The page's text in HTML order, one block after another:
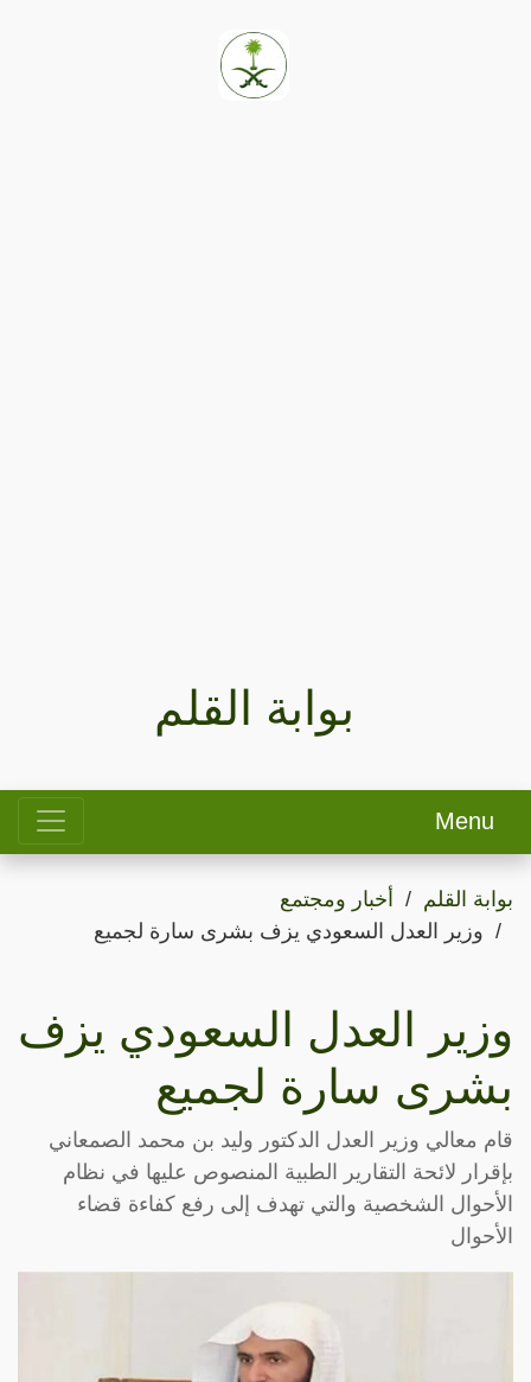
بوابة القلم
Menu
بوابة القلم
أخبار ومجتمع
وزير العدل السعودي يزف بشرى سارة لجميع
وزير العدل السعودي يزف
بشرى سارة لجميع
قام معالي وزير العدل الدكتور وليد بن محمد الصمعاني
بإقرار لائحة التقارير الطبية المنصوص عليها في نظام
الأحوال الشخصية والتي تهدف إلى رفع كفاءة قضاء
الأحوال